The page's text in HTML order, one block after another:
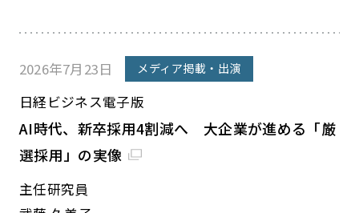
2026年7月23日 メディア掲載・出演
日経ビジネス電子版
AI時代、新卒採用4割減へ 大企業が進める「厳
選採用」の実像
主任研究員